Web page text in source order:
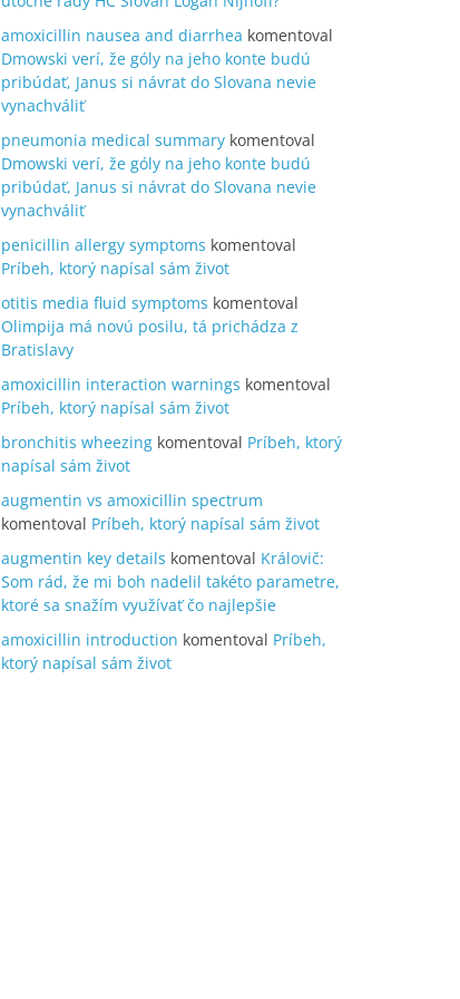
amoxicillin nausea and diarrhea komentoval
Dmowski verí, že góly na jeho konte budú
pribúdať, Janus si návrat do Slovana nevie
vynachváliť
pneumonia medical summary komentoval
Dmowski verí, že góly na jeho konte budú
pribúdať, Janus si návrat do Slovana nevie
vynachváliť
penicillin allergy symptoms komentoval
Príbeh, ktorý napísal sám život
otitis media fluid symptoms komentoval
Olimpija má novú posilu, tá prichádza z
Bratislavy
amoxicillin interaction warnings komentoval
Príbeh, ktorý napísal sám život
bronchitis wheezing komentoval Príbeh, ktorý
napísal sám život
augmentin vs amoxicillin spectrum
komentoval Príbeh, ktorý napísal sám život
augmentin key details komentoval Královič:
Som rád, že mi boh nadelil takéto parametre,
ktoré sa snažím využívať čo najlepšie
amoxicillin introduction komentoval Príbeh,
ktorý napísal sám život